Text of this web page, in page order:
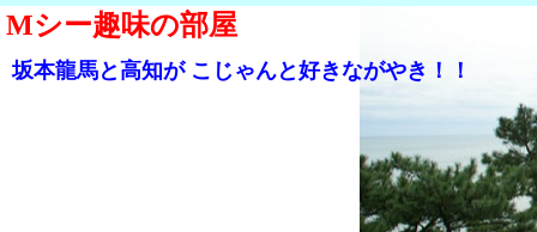
Mシー趣味の部屋
坂本龍馬と高知が こじゃんと好きながやき！！